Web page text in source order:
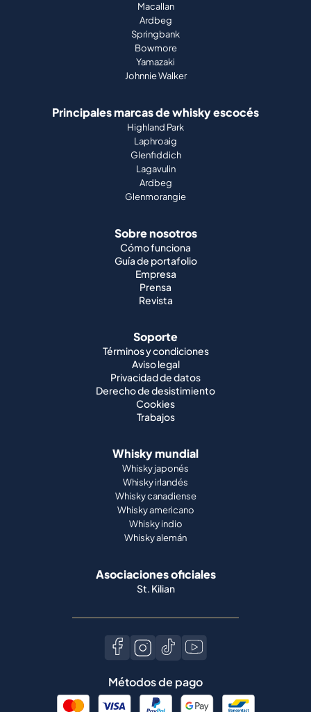
Macallan
Ardbeg
Springbank
Bowmore
Yamazaki
Johnnie Walker
Principales marcas de whisky escocés
Highland Park
Laphroaig
Glenfiddich
Lagavulin
Ardbeg
Glenmorangie
Sobre nosotros
Cómo funciona
Guía de portafolio
Empresa
Prensa
Revista
Soporte
Términos y condiciones
Aviso legal
Privacidad de datos
Derecho de desistimiento
Cookies
Trabajos
Whisky mundial
Whisky japonés
Whisky irlandés
Whisky canadiense
Whisky americano
Whisky indio
Whisky alemán
Asociaciones oficiales
St. Kilian
Métodos de pago